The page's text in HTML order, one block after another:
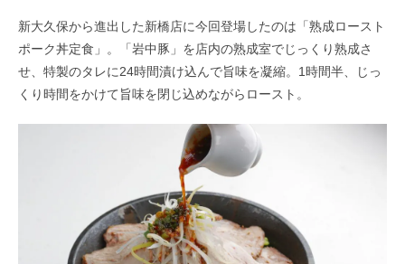
新大久保から進出した新橋店に今回登場したのは「熟成ロースト
ポーク丼定食」。「岩中豚」を店内の熟成室でじっくり熟成さ
せ、特製のタレに24時間漬け込んで旨味を凝縮。1時間半、じっ
くり時間をかけて旨味を閉じ込めながらロースト。